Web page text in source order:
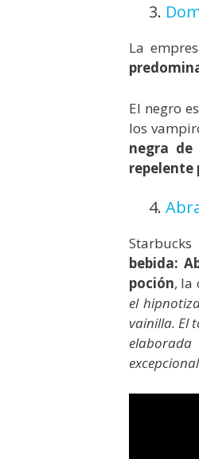
3.
La
El negro
los
negra
repelente
4.
bebida:
poción, la
el
vainilla. El